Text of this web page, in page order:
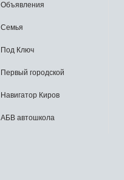
Объявления
Семья
Под Ключ
Первый городской
Навигатор Киров
АБВ автошкола